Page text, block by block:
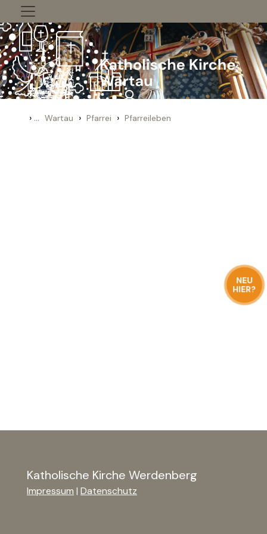
NEU
HIER?
Zum Inhalt springen
› ... Wartau › Pfarrei › Pfarreileben
Katholische Kirche Werdenberg
Impressum | Datenschutz